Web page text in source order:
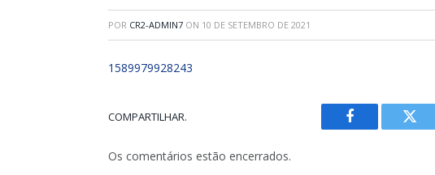
POR CR2-ADMIN7 ON 10 DE SETEMBRO DE 2021
1589979928243
COMPARTILHAR.
Facebook
Os comentários estão encerrados.